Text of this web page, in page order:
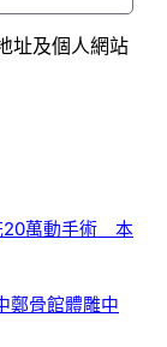
址及個人網站
20萬動手術 本
鄭骨館體雕中